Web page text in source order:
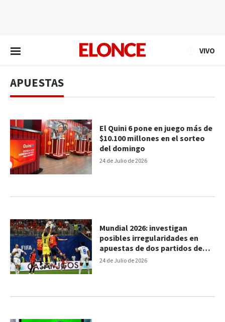
VIVO
APUESTAS
24 de Julio de 2026
El Quini 6 pone en juego más de
$10.100 millones en el sorteo
del domingo
24 de Julio de 2026
Mundial 2026: investigan
posibles irregularidades en
apuestas de dos partidos de
España